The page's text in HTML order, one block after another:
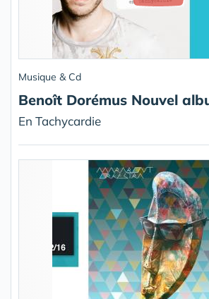
Musique & Cd
Benoît Dorémus Nouvel
En Tachycardie